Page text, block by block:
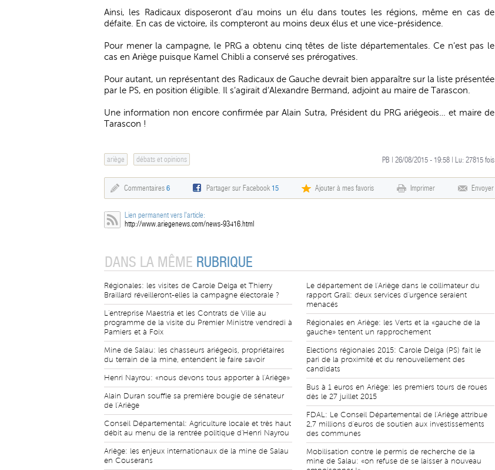
Ainsi, les Radicaux disposeront d’au moins un élu dans toutes les régions, même en cas de
défaite. En cas de victoire, ils compteront au moins deux élus et une vice-présidence.
Pour mener la campagne, le PRG a obtenu cinq têtes de liste départementales. Ce n’est pas le
cas en Ariège puisque Kamel Chibli a conservé ses prérogatives.
Pour autant, un représentant des Radicaux de Gauche devrait bien apparaître sur la liste présentée
par le PS, en position éligible. Il s’agirait d’Alexandre Bermand, adjoint au maire de Tarascon.
Une information non encore confirmée par Alain Sutra, Président du PRG ariégeois… et maire de
Tarascon !
ariège débats et opinions PB | 26/08/2015 - 19:58 | Lu: 27815 fois
Commentaires 6 Partager sur Facebook15 Ajouter à mes favoris Imprimer Envoyer
Lien permanent vers l'article:
http://www.ariegenews.com/news-93416.html
DANS LA MÊME RUBRIQUE
Régionales: les visites de Carole Delga et Thierry
Braillard réveilleront-elles la campagne électorale ?
L'entreprise Maestria et les Contrats de Ville au
programme de la visite du Premier Ministre vendredi à
Pamiers et à Foix
Mine de Salau: les chasseurs ariégeois, propriétaires
du terrain de la mine, entendent le faire savoir
Henri Nayrou: «nous devons tous apporter à l'Ariège»
Alain Duran souffle sa première bougie de sénateur
de l'Ariège
Conseil Départemental: Agriculture locale et très haut
débit au menu de la rentrée politique d'Henri Nayrou
Ariège: les enjeux internationaux de la mine de Salau
en Couserans
Le département de l'Ariège dans le collimateur du
rapport Grall: deux services d'urgence seraient
menacés
Régionales en Ariège: les Verts et la «gauche de la
gauche» tentent un rapprochement
Elections régionales 2015: Carole Delga (PS) fait le
pari de la proximité et du renouvellement des
candidats
Bus à 1 euros en Ariège: les premiers tours de roues
dès le 27 juillet 2015
FDAL: Le Conseil Départemental de l'Ariège attribue
2,7 millions d'euros de soutien aux investissements
des communes
Mobilisation contre le permis de recherche de la
mine de Salau: «on refuse de se laisser à nouveau